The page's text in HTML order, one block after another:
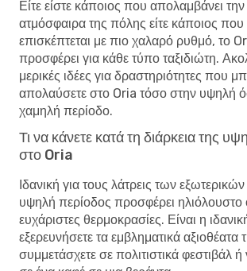
Είτε είστε κάποιος που απολαμβάνει
ατμόσφαιρα της πόλης είτε κάποιος
επισκέπτεται με πιο χαλαρό ρυθμό, το
προσφέρει για κάθε τύπο ταξιδιώτη.
μερικές ιδέες για δραστηριότητες που
απολαύσετε στο Oria τόσο στην υψηλή
χαμηλή περίοδο.
Τι να κάνετε κατά τη διάρκεια της
στο Oria
Ιδανική για τους λάτρεις των
υψηλή περίοδος προσφέρει ηλιόλουστο
ευχάριστες θερμοκρασίες. Είναι η
εξερευνήσετε τα εμβληματικά αξιοθέατα
συμμετάσχετε σε πολιτιστικά φεστιβάλ